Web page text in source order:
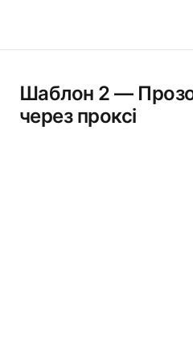
Шаблон 2 —
через проксі